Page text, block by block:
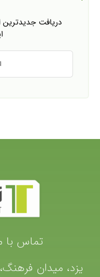
دریافت جدیدترین
تماس با
یزد، میدان